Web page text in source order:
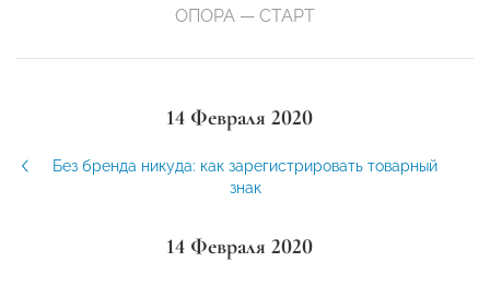
ОПОРА — СТАРТ
14 Февраля 2020
Без бренда никуда: как зарегистрировать товарный
знак
14 Февраля 2020